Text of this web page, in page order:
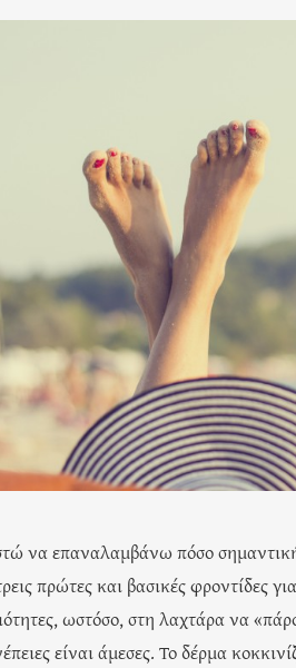
να επαναλαμβάνω πόσο
πρώτες και βασικές φροντίδες
ωστόσο, στη λαχτάρα να
είναι άμεσες. Το δέρμα